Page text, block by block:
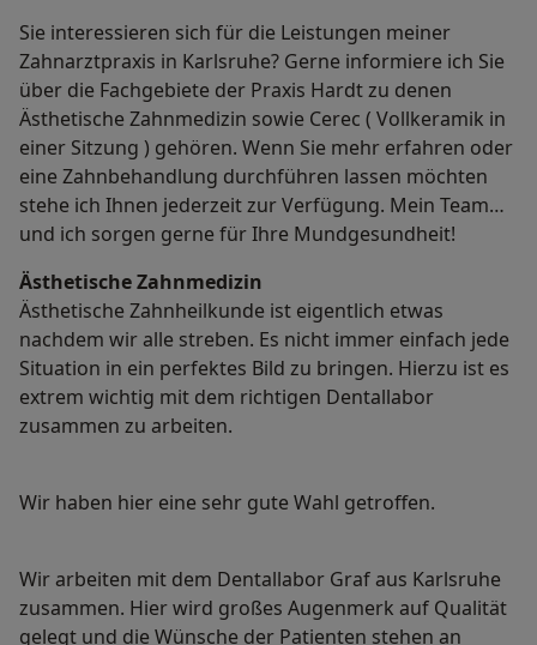
Sie interessieren sich für die Leistungen meiner
Zahnarztpraxis in Karlsruhe? Gerne informiere ich Sie
über die Fachgebiete der Praxis Hardt zu denen
Ästhetische Zahnmedizin sowie Cerec ( Vollkeramik in
einer Sitzung ) gehören. Wenn Sie mehr erfahren oder
eine Zahnbehandlung durchführen lassen möchten
stehe ich Ihnen jederzeit zur Verfügung. Mein Team
und ich sorgen gerne für Ihre Mundgesundheit!
Ästhetische Zahnmedizin
Ästhetische Zahnheilkunde ist eigentlich etwas
nachdem wir alle streben. Es nicht immer einfach jede
Situation in ein perfektes Bild zu bringen. Hierzu ist es
extrem wichtig mit dem richtigen Dentallabor
zusammen zu arbeiten.
Wir haben hier eine sehr gute Wahl getroffen.
Wir arbeiten mit dem Dentallabor Graf aus Karlsruhe
zusammen. Hier wird großes Augenmerk auf Qualität
gelegt und die Wünsche der Patienten stehen an